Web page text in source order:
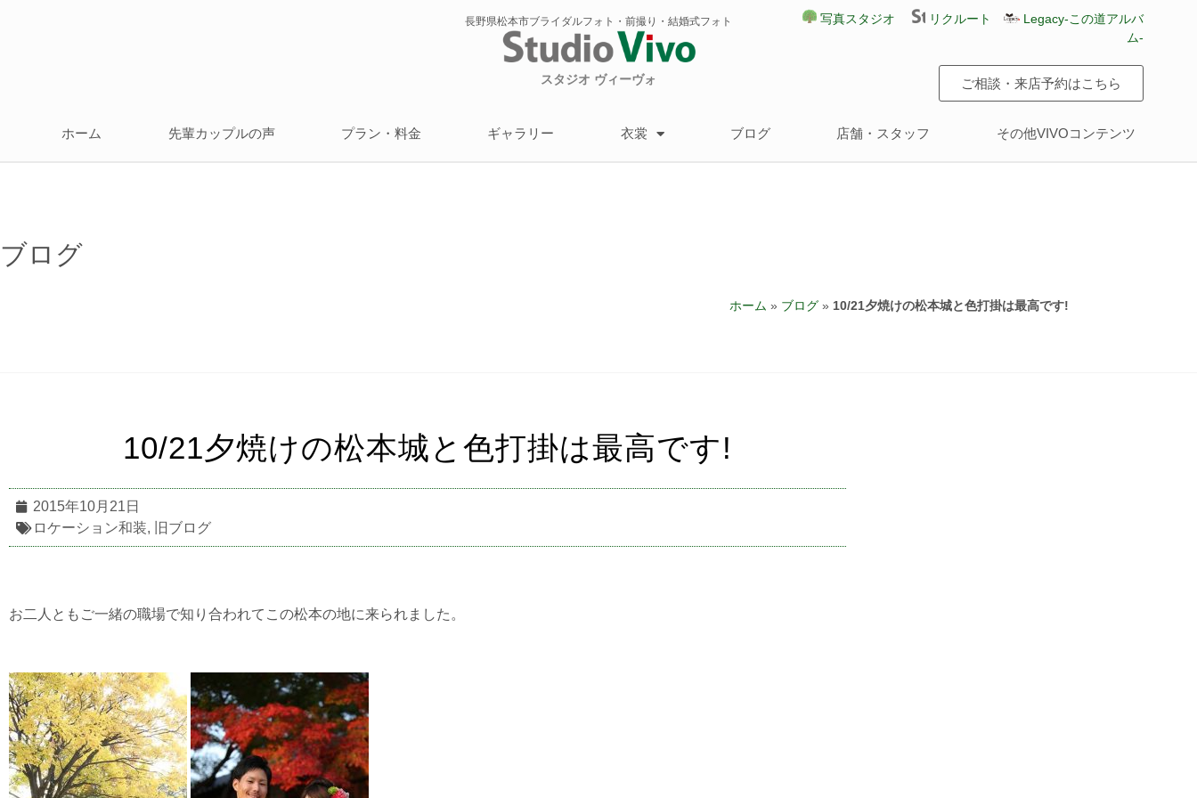
長野県松本市ブライダルフォト・前撮り・結婚式フォト
スタジオ ヴィーヴォ
写真スタジオ リクルート
Legacy-この道アルバ
ム-
ご相談・来店予約はこちら
ホーム 先輩カップルの声 プラン・料金 ギャラリー 衣裳 ブログ 店舗・スタッフ その他VIVOコンテンツ
ブログ
ホーム » ブログ » 10/21夕焼けの松本城と色打掛は最高です!
10/21夕焼けの松本城と色打掛は最高です!
2015年10月21日
ロケーション和装, 旧ブログ
お二人ともご一緒の職場で知り合われてこの松本の地に来られました。